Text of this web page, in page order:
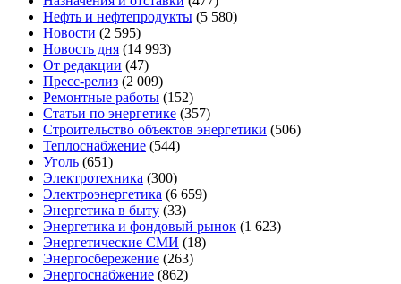
Нефть и нефтепродукты (5 580)
Новости (2 595)
Новость дня (14 993)
От редакции (47)
Пресс-релиз (2 009)
Ремонтные работы (152)
Статьи по энергетике (357)
Строительство объектов энергетики (506)
Теплоснабжение (544)
Уголь (651)
Электротехника (300)
Электроэнергетика (6 659)
Энергетика в быту (33)
Энергетика и фондовый рынок (1 623)
Энергетические СМИ (18)
Энергосбережение (263)
Энергоснабжение (862)